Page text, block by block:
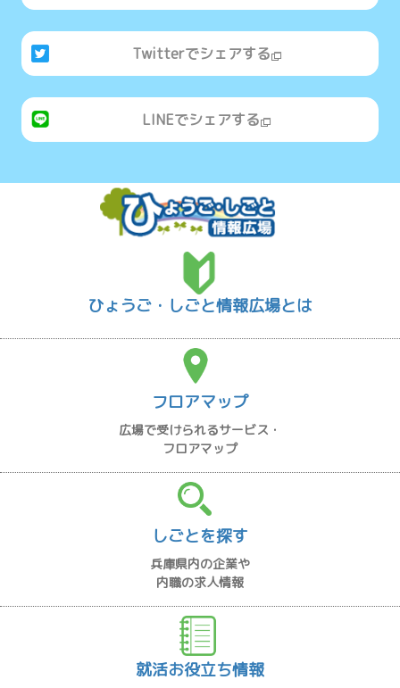
Twitterでシェアする
LINEでシェアする
ひょうご・しごと情報広場とは
フロアマップ
広場で受けられるサービス・
フロアマップ
しごとを探す
兵庫県内の企業や
内職の求人情報
就活お役立ち情報